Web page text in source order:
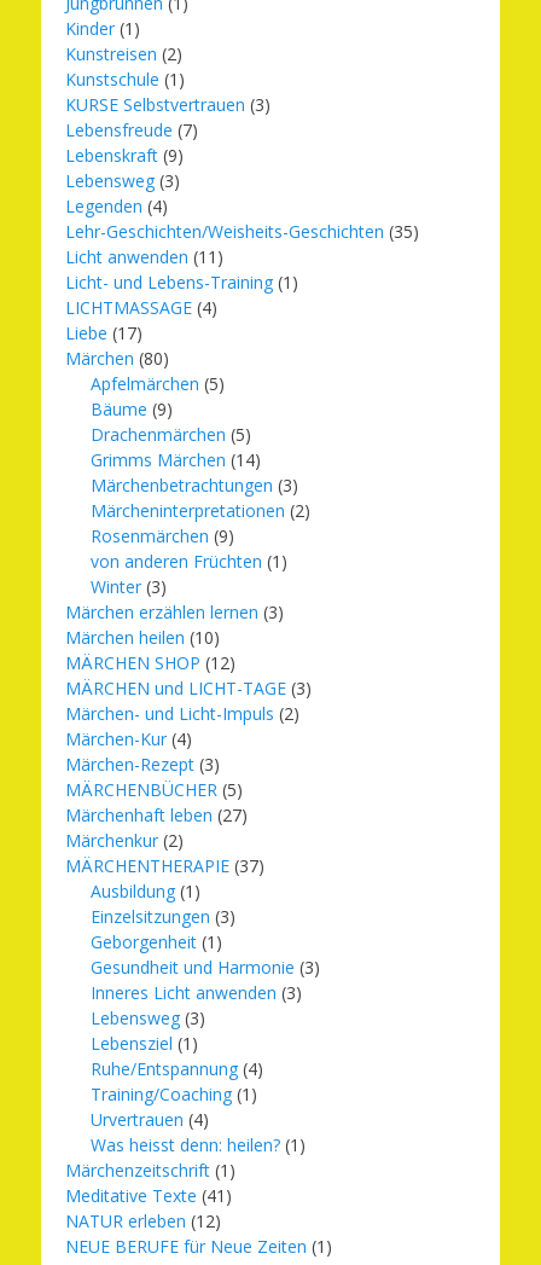
Kinder (1)
Kunstreisen (2)
Kunstschule (1)
KURSE Selbstvertrauen (3)
Lebensfreude (7)
Lebenskraft (9)
Lebensweg (3)
Legenden (4)
Lehr-Geschichten/Weisheits-Geschichten (35)
Licht anwenden (11)
Licht- und Lebens-Training (1)
LICHTMASSAGE (4)
Liebe (17)
Märchen (80)
Apfelmärchen (5)
Bäume (9)
Drachenmärchen (5)
Grimms Märchen (14)
Märchenbetrachtungen (3)
Märcheninterpretationen (2)
Rosenmärchen (9)
von anderen Früchten (1)
Winter (3)
Märchen erzählen lernen (3)
Märchen heilen (10)
MÄRCHEN SHOP (12)
MÄRCHEN und LICHT-TAGE (3)
Märchen- und Licht-Impuls (2)
Märchen-Kur (4)
Märchen-Rezept (3)
MÄRCHENBÜCHER (5)
Märchenhaft leben (27)
Märchenkur (2)
MÄRCHENTHERAPIE (37)
Ausbildung (1)
Einzelsitzungen (3)
Geborgenheit (1)
Gesundheit und Harmonie (3)
Inneres Licht anwenden (3)
Lebensweg (3)
Lebensziel (1)
Ruhe/Entspannung (4)
Training/Coaching (1)
Urvertrauen (4)
Was heisst denn: heilen? (1)
Märchenzeitschrift (1)
Meditative Texte (41)
NATUR erleben (12)
NEUE BERUFE für Neue Zeiten (1)